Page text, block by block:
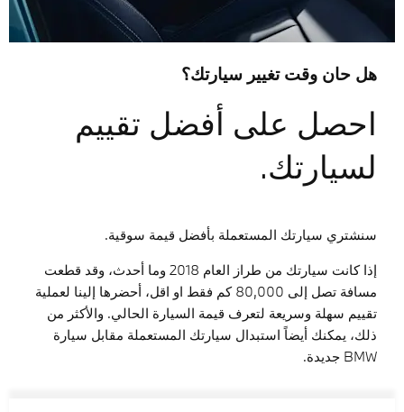
هل حان وقت تغيير سيارتك؟
احصل على أفضل تقييم
لسيارتك.
سنشتري سيارتك المستعملة بأفضل قيمة سوقية.
إذا كانت سيارتك من طراز العام 2018 وما أحدث، وقد قطعت
مسافة تصل إلى 80,000 كم فقط او اقل، أحضرها إلينا لعملية
تقييم سهلة وسريعة لتعرف قيمة السيارة الحالي. والأكثر من
ذلك، يمكنك أيضاً استبدال سيارتك المستعملة مقابل سيارة
BMW جديدة.